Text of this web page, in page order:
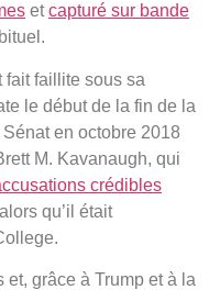
etcapturé sur bande
fait faillite sous sa
le début de la fin de la
en octobre 2018
M. Kavanaugh, qui
crédibles
qu’il était
grâce à Trump et à la